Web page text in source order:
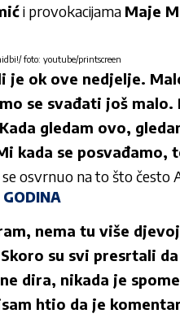
i provokacijama Maje
foto: youtube/printscreen
je ok ove nedjelje.
se svađati još malo.
gledam ovo,
kada se
se osvrnuo na to što
nema tu više
su svi presrtali
dira, nikada je
htio da je